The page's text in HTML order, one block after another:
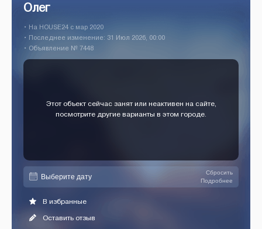
Олег
• На HOUSE24 c мар 2020
• Последнее изменение: 31 Июл 2026, 00:00
• Объявление № 7448
Этот объект сейчас занят или неактивен на сайте,
посмотрите другие варианты в этом городе.
Сбросить
Подробнее
В избранные
Оставить отзыв